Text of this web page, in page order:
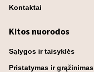
Kontaktai
Kitos nuorodos
Sąlygos ir taisyklės
Pristatymas ir grąžinimas